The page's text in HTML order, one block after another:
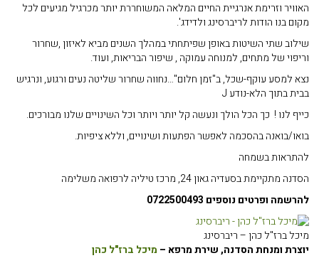
האוויר וזרימת אנרגיית החיים המלאה המשוחררת יותר מכרגיל מגיעים לכל
מקום בנו הודות לריברסינג ולדידג'.
שילוב שתי השיטות באופן שפיתחתי במהלך השנים מביא לאיזון ,שחרור
וריפוי של מתחים, למנוחה עמוקה , שיפור הבריאות, ועוד.
נצא למסע עוקף-שכל, ב"זמן חלום"…נחווה שחרור שליטה נעים ורגוע, ונרגיש
בבית בתוך הלא-נודע J
כייף לנו ! כך הכל הולך ונעשה קל יותר ויותר וכל השינויים שלנו מבורכים.
בואו/בואנה בהסכמה לאפשר הפתעות ושינויים, וללא ציפיות.
להתראות בשמחה
הסדנה מתקיימת בסעדיה גאון 24, מרכז טיליה לרפואה משלימה
להרשמה ופרטים נוספים 0722500493
מיכל ברז"ל כהן – ריברסינג
יוצרת ומנחת הסדנה, שירת מרפא – מיכל ברז"ל כהן